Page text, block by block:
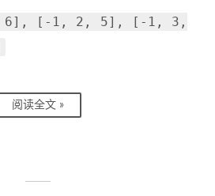
6], [-1, 2, 5], [-1, 3,
阅读全文 »